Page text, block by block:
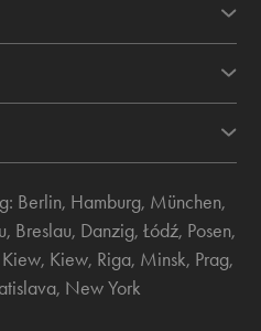
Berlin, Hamburg, München,
, Breslau, Danzig, Łódź, Posen,
Kiew, Kiew, Riga, Minsk, Prag,
, New York